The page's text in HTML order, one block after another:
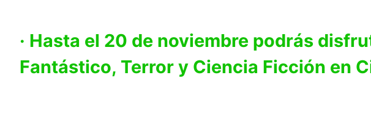
· Hasta el 20 de noviembre podrás
Fantástico, Terror y Ciencia Ficción en